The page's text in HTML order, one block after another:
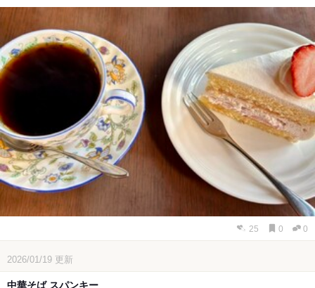
25 0 0
2026/01/19 更新
中華そば スパンキー